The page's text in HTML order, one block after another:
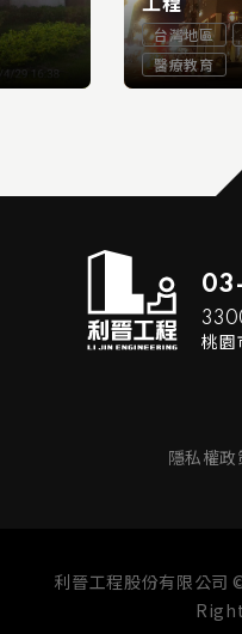
台灣地區
醫療教育
桃園
隱私權政
利晉工程股份有限公